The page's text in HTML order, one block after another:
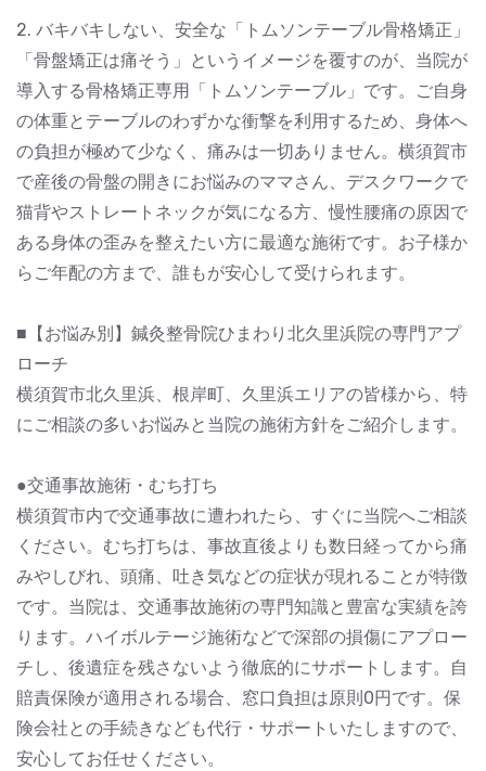
2. バキバキしない、安全な「トムソンテーブル骨格矯正」
「骨盤矯正は痛そう」というイメージを覆すのが、当院が
導入する骨格矯正専用「トムソンテーブル」です。ご自身
の体重とテーブルのわずかな衝撃を利用するため、身体へ
の負担が極めて少なく、痛みは一切ありません。横須賀市
で産後の骨盤の開きにお悩みのママさん、デスクワークで
猫背やストレートネックが気になる方、慢性腰痛の原因で
ある身体の歪みを整えたい方に最適な施術です。お子様か
らご年配の方まで、誰もが安心して受けられます。
■【お悩み別】鍼灸整骨院ひまわり北久里浜院の専門アプ
ローチ
横須賀市北久里浜、根岸町、久里浜エリアの皆様から、特
にご相談の多いお悩みと当院の施術方針をご紹介します。
●交通事故施術・むち打ち
横須賀市内で交通事故に遭われたら、すぐに当院へご相談
ください。むち打ちは、事故直後よりも数日経ってから痛
みやしびれ、頭痛、吐き気などの症状が現れることが特徴
です。当院は、交通事故施術の専門知識と豊富な実績を誇
ります。ハイボルテージ施術などで深部の損傷にアプロー
チし、後遺症を残さないよう徹底的にサポートします。自
賠責保険が適用される場合、窓口負担は原則0円です。保
険会社との手続きなども代行・サポートいたしますので、
安心してお任せください。